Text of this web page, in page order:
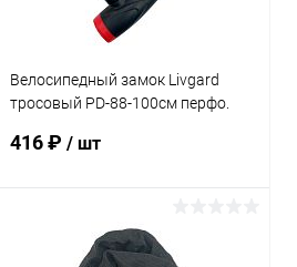
Велосипедный замок Livgard
тросовый PD-88-100см перфо.
416 ₽/ шт
В корзину